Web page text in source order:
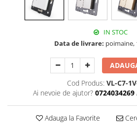
IN STOC
Data de livrare: poimaine,
Cod Produs: VL-C7-
Ai nevoie de ajutor? 0724034269
Adauga la Favorite